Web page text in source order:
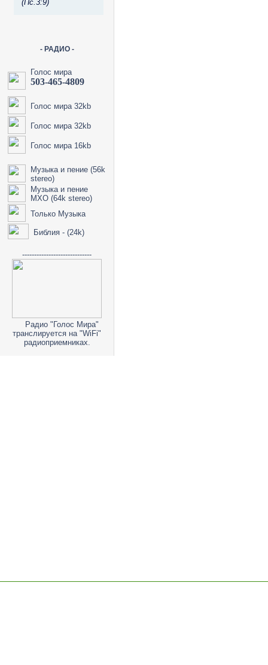
(Пс.3:9)
- РАДИО -
Голос мира
503-465-4809
Голос мира 32kb
Голос мира 32kb
Голос мира 16kb
Музыка и пение (56k
stereo)
Музыка и пение
МХО (64k stereo)
Только Музыка
Библия - (24k)
-----------------------------
Радио "Голос Мира"
транслируется на "WiFi"
радиоприемниках.